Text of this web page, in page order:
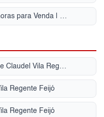
Apartamento com portaria 24 horas para Venda | Vila Regente Feijó
Condomínio Residencial Camille Claudel Vila Regente Feijó
Regente Feijó
Regente Feijó